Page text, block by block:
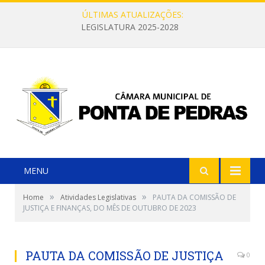
ÚLTIMAS ATUALIZAÇÕES:
LEGISLATURA 2025-2028
MENU
Home » Atividades Legislativas »
PAUTA DA COMISSÃO DE
JUSTIÇA E FINANÇAS, DO MÊS DE OUTUBRO DE 2023
PAUTA DA COMISSÃO DE JUSTIÇA 0